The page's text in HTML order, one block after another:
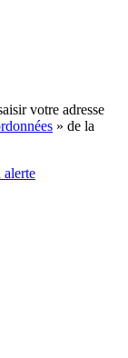
votre adresse
» de la